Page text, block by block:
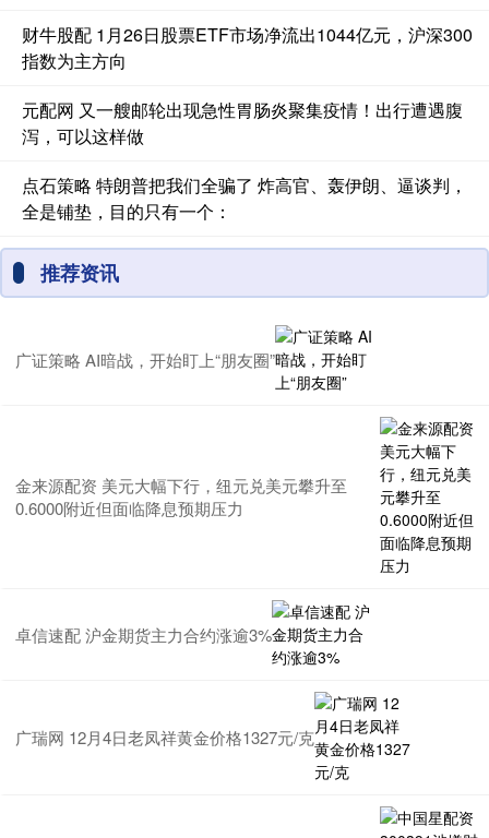
财牛股配 1月26日股票ETF市场净流出1044亿元，沪深300
指数为主方向
元配网 又一艘邮轮出现急性胃肠炎聚集疫情！出行遭遇腹
泻，可以这样做
点石策略 特朗普把我们全骗了 炸高官、轰伊朗、逼谈判，
全是铺垫，目的只有一个：
推荐资讯
广证策略 AI暗战，开始盯上“朋友圈”
金来源配资 美元大幅下行，纽元兑美元攀升至
0.6000附近但面临降息预期压力
卓信速配 沪金期货主力合约涨逾3%
广瑞网 12月4日老凤祥黄金价格1327元/克